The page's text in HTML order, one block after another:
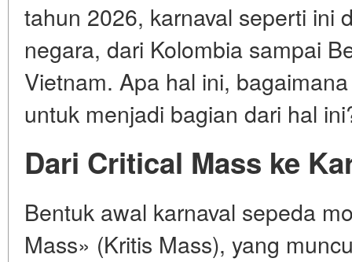
tahun 2026, karnaval seperti ini
negara, dari Kolombia sampai
Vietnam. Apa hal ini,
untuk menjadi bagian dari hal
Dari Critical Mass ke
Bentuk awal karnaval sepeda
Mass» (Kritis Mass), yang